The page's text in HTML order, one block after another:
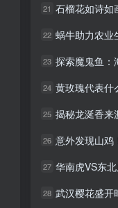
21 石榴花如诗如
22 蜗牛助力农业生
23 探索魔鬼鱼：
24 黄玫瑰代表什么
25 揭秘龙涎香来源
26 意外发现山鸡
27 华南虎VS东
28 武汉樱花盛开时
21 石榴花如诗如
22 蜗牛助力农业生
23 探索魔鬼鱼：
24 黄玫瑰代表什么
25 揭秘龙涎香来源
26 意外发现山鸡
27 华南虎VS东
28 武汉樱花盛开时